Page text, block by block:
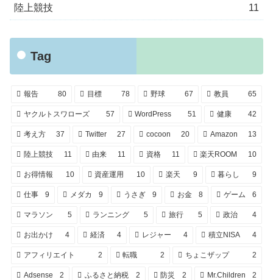
陸上競技 11
Tag
報告 80 目標 78 野球 67 教員 65
ヤクルトスワローズ 57 WordPress 51 健康 42
考え方 37 Twitter 27 cocoon 20 Amazon 13
陸上競技 11 由来 11 資格 11 楽天ROOM 10
お得情報 10 資産運用 10 楽天 9 暮らし 9
仕事 9 メダカ 9 うさぎ 9 お金 8 ゲーム 6
マラソン 5 ランニング 5 旅行 5 政治 4
お出かけ 4 経済 4 レジャー 4 積立NISA 4
アフィリエイト 2 転職 2 ちょこザップ 2
Adsense 2 ふるさと納税 2 防災 2 Mr.Children 2